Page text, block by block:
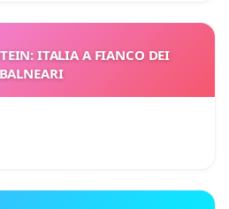
ITALIA A FIANCO DEI
BALNEARI